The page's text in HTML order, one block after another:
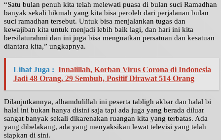
“Satu bulan penuh kita telah melewati puasa di bulan suci Ramadhan
banyak sekali hikmah yang kita bisa peroleh dari perjalanan bulan
suci ramadhan tersebut. Untuk bisa menjalankan tugas dan
kewajiban kita untuk menjadi lebih baik lagi, dan hari ini kita
bersilaturahmi dan ini juga bisa menguatkan persatuan dan kesatuan
diantara kita,” ungkapnya.
Lihat Juga : Innalillah, Korban Virus Corona di Indonesia
Jadi 48 Orang, 29 Sembuh, Positif Dirawat 514 Orang
Dilanjutkannya, alhamdulillah ini peserta tabligh akbar dan halal bi
halal ini bukan hanya disini saja tapi ada juga yang berada diluar
sangat banyak sekali dikarenakan ruangan kita yang terbatas. Ada
yang dibelakang, ada yang menyaksikan lewat televisi yang telah
siapkan di sini.